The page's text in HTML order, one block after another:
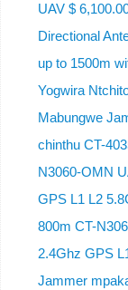
UAV $
Directional
up to 1500m
Yogwira
Mabungwe
chinthu CT-
N3060-OMN
GPS L1 L2
800m CT-
2.4Ghz GPS
Jammer